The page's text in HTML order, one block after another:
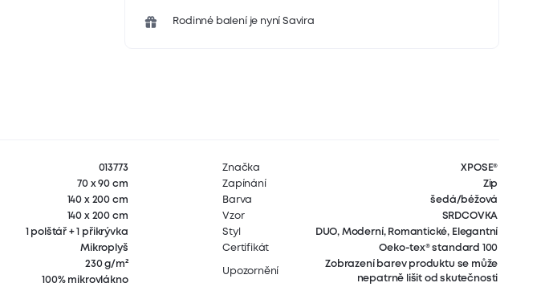
Rodinné balení je nyní Savira
013773
70 x 90 cm
140 x 200 cm
140 x 200 cm
1 polštář + 1 přikrývka
Mikroplyš
230 g/m²
100% mikrovlákno
Značka
XPOSE®
Zapínání
Zip
Barva
šedá/béžová
Vzor
SRDCOVKA
Styl
DUO, Moderní, Romantické, Elegantní
Certifikát
Oeko-tex® standard 100
Upozornění
Zobrazení barev produktu se může
nepatrně lišit od skutečnosti